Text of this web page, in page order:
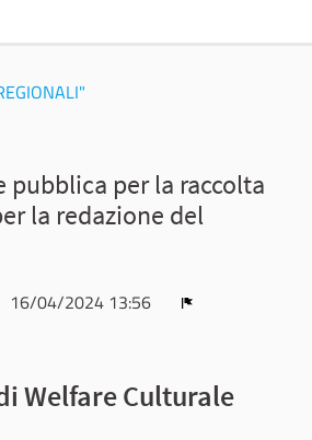
pubblica per la raccolta
la redazione del
16/04/2024 13:56
Welfare Culturale